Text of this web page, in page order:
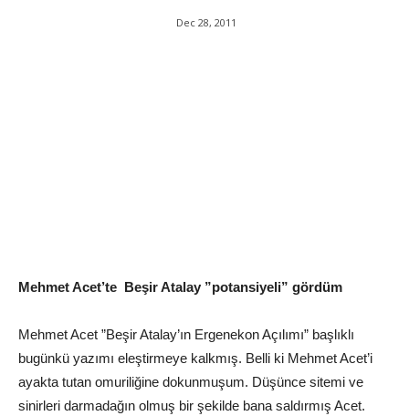
Dec 28, 2011
Mehmet Acet’te Beşir Atalay ”potansiyeli” gördüm
Mehmet Acet ”Beşir Atalay’ın Ergenekon Açılımı” başlıklı
bugünkü yazımı eleştirmeye kalkmış. Belli ki Mehmet Acet’i
ayakta tutan omuriliğine dokunmuşum. Düşünce sitemi ve
sinirleri darmadağın olmuş bir şekilde bana saldırmış Acet.